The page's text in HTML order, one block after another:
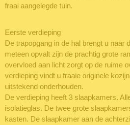
fraai aangelegde tuin.
Eerste verdieping
De trapopgang in de hal brengt u naar
meteen opvalt zijn de prachtig grote
overvloed aan licht zorgt op de ruime
verdieping vindt u fraaie originele
uitstekend onderhouden.
De verdieping heeft 3 slaapkamers.
isolatieglas. De twee grote
kasten. De slaapkamer aan de